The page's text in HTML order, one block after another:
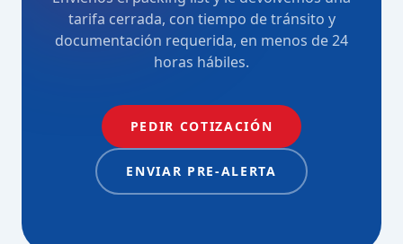
tarifa cerrada, con tiempo de tránsito y
documentación requerida, en menos de 24
horas hábiles.
PEDIR COTIZACIÓN
ENVIAR PRE-ALERTA